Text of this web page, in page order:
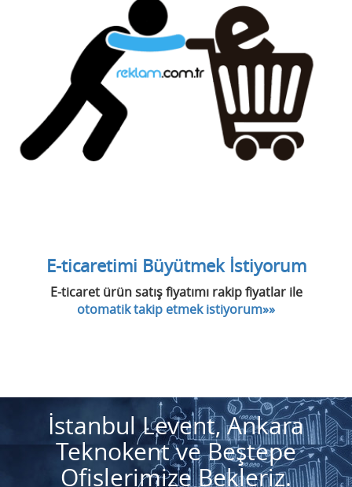
E-ticaretimi Büyütmek İstiyorum
E-ticaret ürün satış fiyatımı rakip fiyatlar ile
otomatik takip etmek istiyorum»»
İstanbul Levent, Ankara
Teknokent ve Beştepe
Ofislerimize Bekleriz.